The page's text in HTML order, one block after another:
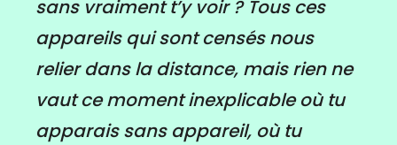
sans vraiment t’y voir ? Tous ces
appareils qui sont censés nous
relier dans la distance, mais rien ne
vaut ce moment inexplicable où tu
apparais sans appareil, où tu